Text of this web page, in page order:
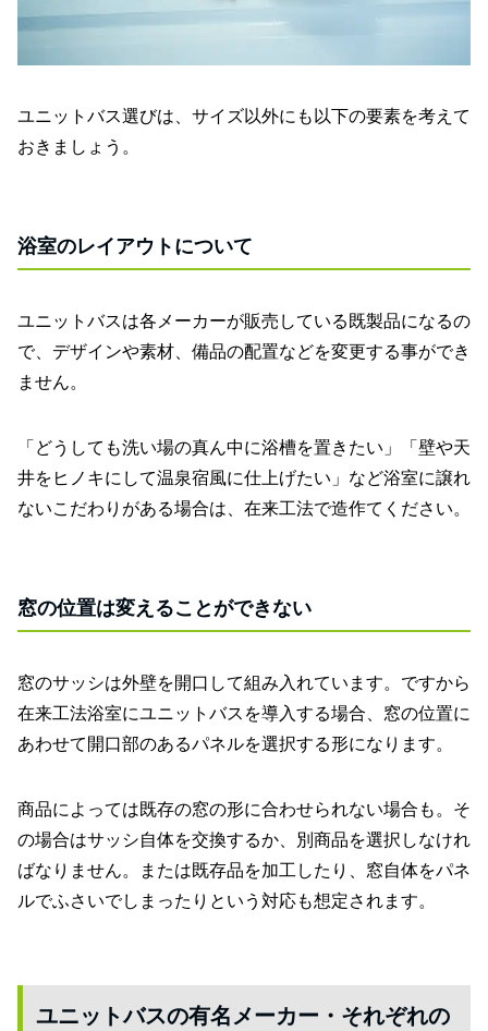
ユニットバス選びは、サイズ以外にも以下の要素を考えて
おきましょう。
浴室のレイアウトについて
ユニットバスは各メーカーが販売している既製品になるの
で、デザインや素材、備品の配置などを変更する事ができ
ません。
「どうしても洗い場の真ん中に浴槽を置きたい」「壁や天
井をヒノキにして温泉宿風に仕上げたい」など浴室に譲れ
ないこだわりがある場合は、在来工法で造作てください。
窓の位置は変えることができない
窓のサッシは外壁を開口して組み入れています。ですから
在来工法浴室にユニットバスを導入する場合、窓の位置に
あわせて開口部のあるパネルを選択する形になります。
商品によっては既存の窓の形に合わせられない場合も。そ
の場合はサッシ自体を交換するか、別商品を選択しなけれ
ばなりません。または既存品を加工したり、窓自体をパネ
ルでふさいでしまったりという対応も想定されます。
ユニットバスの有名メーカー・それぞれの